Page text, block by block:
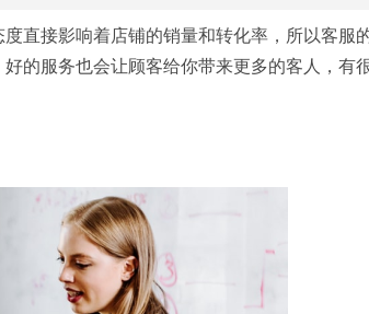
直接影响着店铺的销量和转化率，所以客服
的服务也会让顾客给你带来更多的客人，有